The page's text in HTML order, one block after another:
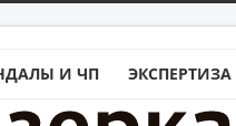
И ЧП ЭКСПЕРТИЗА